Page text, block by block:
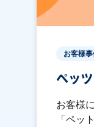
お客様
ペッ
お客様
「ペッ